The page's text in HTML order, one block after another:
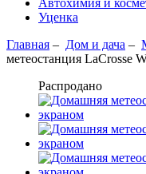
Автохимия и
Уценка
Главная – Дом и дача –
метеостанция LaCrosse
Распродано